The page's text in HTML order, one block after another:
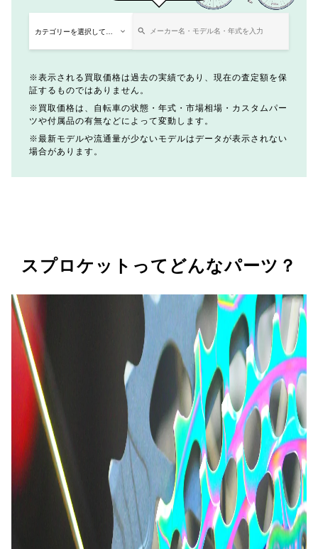
表示される買取価格は過去の実績であり、現在の査定額を保
証するものではありません。
買取価格は、自転車の状態・年式・市場相場・カスタムパー
ツや付属品の有無などによって変動します。
最新モデルや流通量が少ないモデルはデータが表示されない
場合があります。
スプロケットってどんなパーツ？